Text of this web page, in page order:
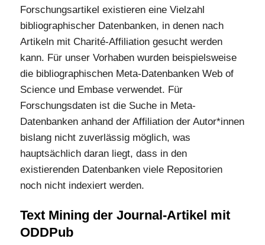
Forschungsartikel existieren eine Vielzahl
bibliographischer Datenbanken, in denen nach
Artikeln mit Charité-Affiliation gesucht werden
kann. Für unser Vorhaben wurden beispielsweise
die bibliographischen Meta-Datenbanken Web of
Science und Embase verwendet. Für
Forschungsdaten ist die Suche in Meta-
Datenbanken anhand der Affiliation der Autor*innen
bislang nicht zuverlässig möglich, was
hauptsächlich daran liegt, dass in den
existierenden Datenbanken viele Repositorien
noch nicht indexiert werden.
Text Mining der Journal-Artikel mit
ODDPub